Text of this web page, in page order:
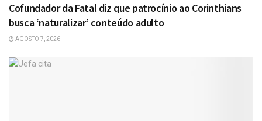
Cofundador da Fatal diz que patrocínio ao Corinthians
busca ‘naturalizar’ conteúdo adulto
AGOSTO 7, 2026